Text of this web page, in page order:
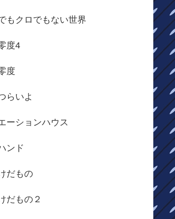
もクロでもない世界
度4
度
らいよ
ーションハウス
ンド
だもの
だもの２